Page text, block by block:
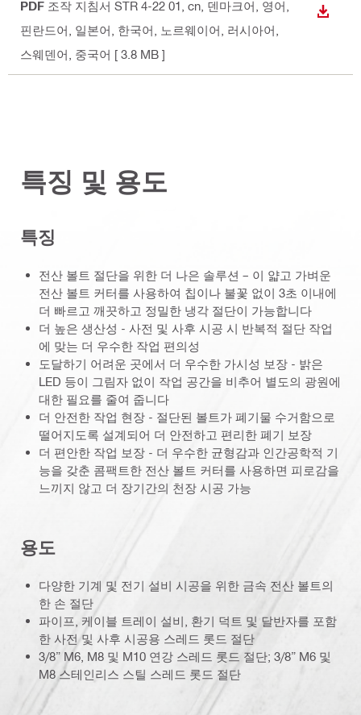
PDF 조작 지침서 STR 4-22 01 , cn, 덴마크어, 영어,
핀란드어, 일본어, 한국어, 노르웨이어, 러시아어,
스웨덴어, 중국어 [ 3.8 MB ]
다운로
특징 및 용도
특징
전산 볼트 절단을 위한 더 나은 솔루션 – 이 얇고 가벼운
전산 볼트 커터를 사용하여 칩이나 불꽃 없이 3초 이내에
더 빠르고 깨끗하고 정밀한 냉각 절단이 가능합니다
더 높은 생산성 - 사전 및 사후 시공 시 반복적 절단 작업
에 맞는 더 우수한 작업 편의성
도달하기 어려운 곳에서 더 우수한 가시성 보장 - 밝은
LED 등이 그림자 없이 작업 공간을 비추어 별도의 광원에
대한 필요를 줄여 줍니다
더 안전한 작업 현장 - 절단된 볼트가 폐기물 수거함으로
떨어지도록 설계되어 더 안전하고 편리한 폐기 보장
더 편안한 작업 보장 - 더 우수한 균형감과 인간공학적 기
능을 갖춘 콤팩트한 전산 볼트 커터를 사용하면 피로감을
느끼지 않고 더 장기간의 천장 시공 가능
용도
다양한 기계 및 전기 설비 시공을 위한 금속 전산 볼트의
한 손 절단
파이프, 케이블 트레이 설비, 환기 덕트 및 달반자를 포함
한 사전 및 사후 시공용 스레드 롯드 절단
3/8” M6, M8 및 M10 연강 스레드 롯드 절단; 3/8” M6 및
M8 스테인리스 스틸 스레드 롯드 절단